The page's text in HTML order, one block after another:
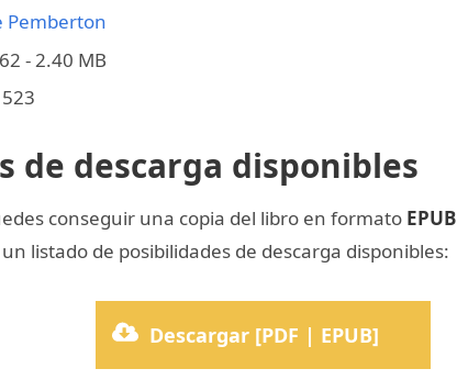
Pemberton
- 2.40 MB
de descarga disponibles
conseguir una copia del libro en formato EPUB
listado de posibilidades de descarga disponibles:
Descargar [PDF | EPUB]